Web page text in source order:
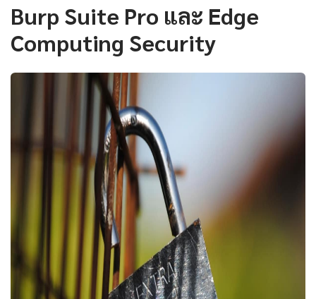
Burp Suite Pro และ Edge
Computing Security